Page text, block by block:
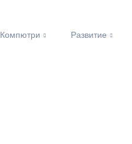
Компютри Развитие